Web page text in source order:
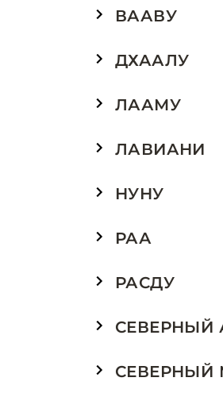
ВААВУ
ДХААЛУ
ЛААМУ
ЛАВИАНИ
НУНУ
РАА
РАСДУ
СЕВЕРНЫЙ
СЕВЕРНЫЙ